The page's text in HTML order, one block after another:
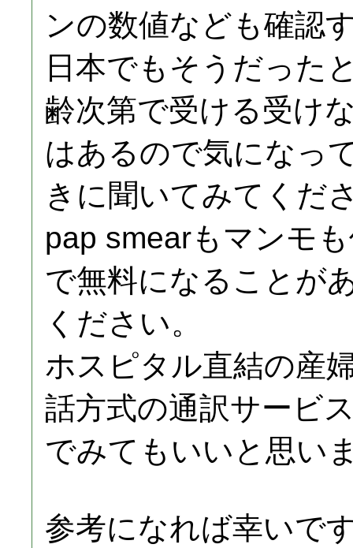
ンの数値なども確認
日本でもそうだった
齢次第で受ける受け
はあるので気になっ
きに聞いてみてくだ
pap smearもマンモ
で無料になることが
ください。
ホスピタル直結の産
話方式の通訳サービ
でみてもいいと思い
参考になれば幸いで